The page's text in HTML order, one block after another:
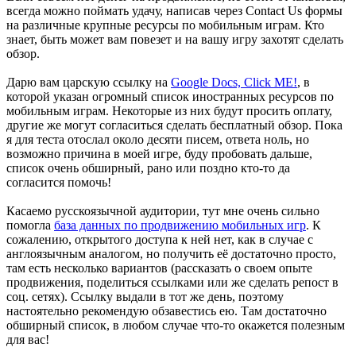
всегда можно поймать удачу, написав через Contact Us формы
на различные крупные ресурсы по мобильным играм. Кто
знает, быть может вам повезет и на вашу игру захотят сделать
обзор.
Дарю вам царскую ссылку на Google Docs, Click ME!, в
которой указан огромный список иностранных ресурсов по
мобильным играм. Некоторые из них будут просить оплату,
другие же могут согласиться сделать бесплатный обзор. Пока
я для теста отослал около десяти писем, ответа ноль, но
возможно причина в моей игре, буду пробовать дальше,
список очень обширный, рано или поздно кто-то да
согласится помочь!
Касаемо русскоязычной аудитории, тут мне очень сильно
помогла база данных по продвижению мобильных игр. К
сожалению, открытого доступа к ней нет, как в случае с
англоязычным аналогом, но получить её достаточно просто,
там есть несколько вариантов (рассказать о своем опыте
продвижения, поделиться ссылками или же сделать репост в
соц. сетях). Ссылку выдали в тот же день, поэтому
настоятельно рекомендую обзавестись ею. Там достаточно
обширный список, в любом случае что-то окажется полезным
для вас!